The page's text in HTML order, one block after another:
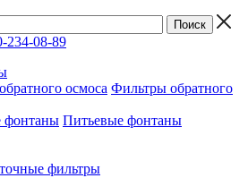
234-08-89
Фильтры обратного
Питьевые фонтаны
фильтры